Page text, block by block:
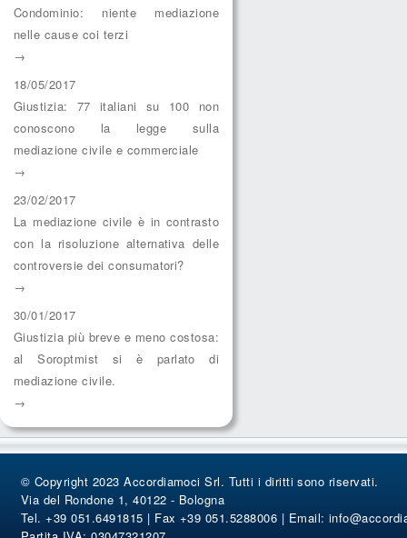
Condominio: niente mediazione
nelle cause coi terzi
→
18/05/2017
Giustizia: 77 italiani su 100 non
conoscono la legge sulla
mediazione civile e commerciale
→
23/02/2017
La mediazione civile è in contrasto
con la risoluzione alternativa delle
controversie dei consumatori?
→
30/01/2017
Giustizia più breve e meno costosa:
al Soroptmist si è parlato di
mediazione civile.
→
© Copyright 2023 Accordiamoci Srl. Tutti i diritti sono riservati.
Via del Rondone 1, 40122 - Bologna
Tel. +39 051.6491815 | Fax +39 051.5288006 | Email: